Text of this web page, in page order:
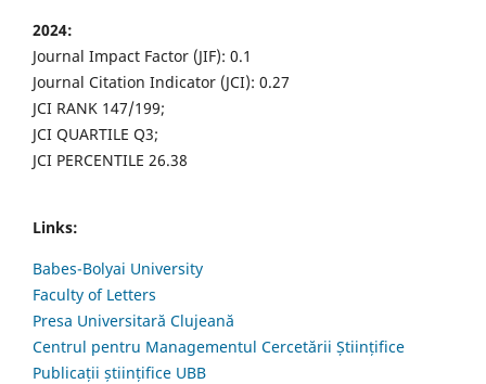
2024:
Journal Impact Factor (JIF): 0.1
Journal Citation Indicator (JCI): 0.27
JCI RANK 147/199;
JCI QUARTILE Q3;
JCI PERCENTILE 26.38
Links:
Babes-Bolyai University
Faculty of Letters
Presa Universitară Clujeană
Centrul pentru Managementul Cercetării Științifice
Publicații științifice UBB